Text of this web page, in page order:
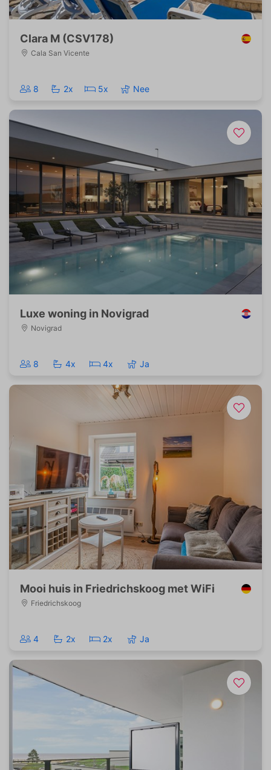
Clara M (CSV178)
Cala San Vicente
8 2x 5x Nee
Luxe woning in Novigrad
Novigrad
8 4x 4x Ja
Mooi huis in Friedrichskoog met WiFi
Friedrichskoog
4 2x 2x Ja